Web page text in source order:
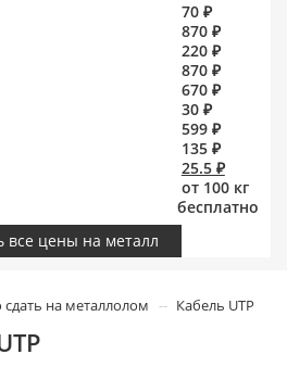
70 ₽
870 ₽
220 ₽
870 ₽
670 ₽
30 ₽
599 ₽
135 ₽
25.5 ₽
от 100 кг
бесплатно
все цены на металл
на металлолом Кабель UTP